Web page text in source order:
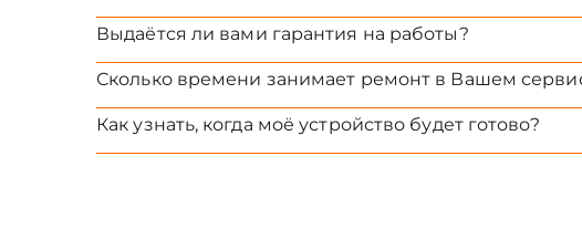
Выдаётся ли вами гарантия на работы?
Сколько времени занимает ремонт в Вашем
Как узнать, когда моё устройство будет готово?